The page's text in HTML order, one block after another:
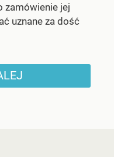
zamówienie jej
uznane za dość